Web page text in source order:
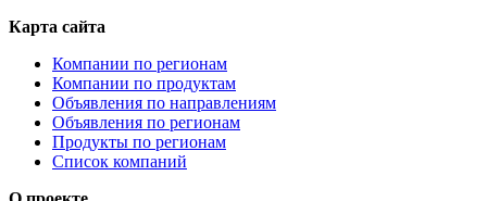
Карта сайта
Компании по регионам
Компании по продуктам
Объявления по направлениям
Объявления по регионам
Продукты по регионам
Список компаний